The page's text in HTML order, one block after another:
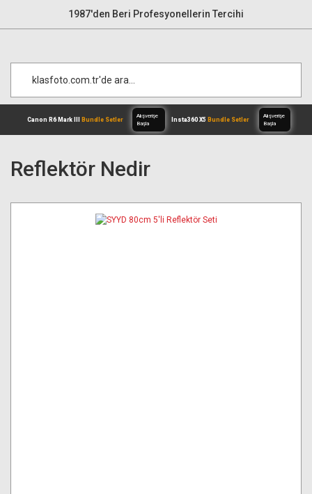
1987'den Beri Profesyonellerin Tercihi
Başla
Reflektör Nedir